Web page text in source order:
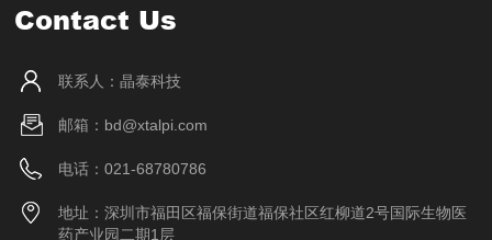
Contact Us
联系人：晶泰科技
邮箱：bd@xtalpi.com
电话：021-68780786
地址：深圳市福田区福保街道福保社区红柳道2号国际生物医
药产业园二期1层